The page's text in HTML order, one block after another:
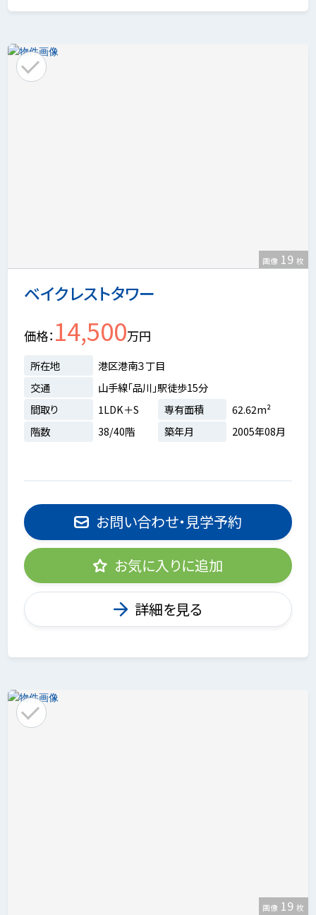
ベイクレストタワー
画像 19 枚
価格 14,500万円
所在地
港区港南３丁目
交通
山手線「品川」駅徒歩15分
間取り
1LDK＋S 専有面積
62.62m²
階数
38/40階 築年月 2005年08月
お問い合わせ・見学予約
お気に入りに追加
詳細を見る
画像 19 枚